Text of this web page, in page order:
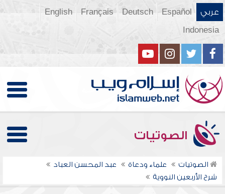
عربي Español
Deutsch
Français
English
Indonesia
الصوتيات
الصوتيات علماء ودعاة
عبد المحسن العباد
شرح الأربعين النووية